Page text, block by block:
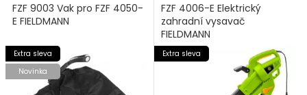
FZF 9003 Vak pro FZF 4050-
E FIELDMANN
Extra sleva
Novinka
FZF 4006-E Elektrický
zahradní vysavač
FIELDMANN
Extra sleva